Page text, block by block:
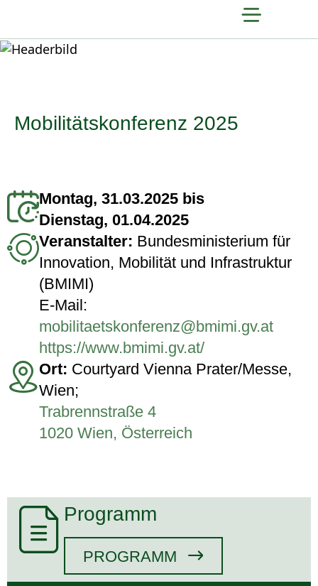
Mobilitätskonferenz 2025
Montag, 31.03.2025 bis
Dienstag, 01.04.2025
Veranstalter: Bundesministerium für
Innovation, Mobilität und Infrastruktur
(BMIMI)
E-Mail:
mobilitaetskonferenz@bmimi.gv.at
https://www.bmimi.gv.at/
Ort: Courtyard Vienna Prater/Messe,
Wien;
Trabrennstraße 4
1020 Wien, Österreich
Programm
PROGRAMM